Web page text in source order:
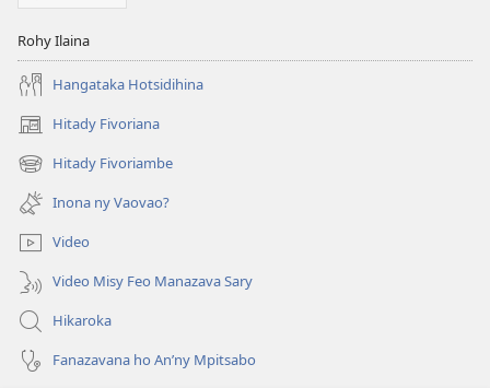
Rohy Ilaina
Hangataka Hotsidihina
Hitady Fivoriana
(manokatra
rohy) Hitady Fivoriambe
(manokatra
rohy) Inona ny Vaovao?
Video
Video Misy Feo Manazava Sary
Hikaroka
Fanazavana ho An’ny Mpitsabo